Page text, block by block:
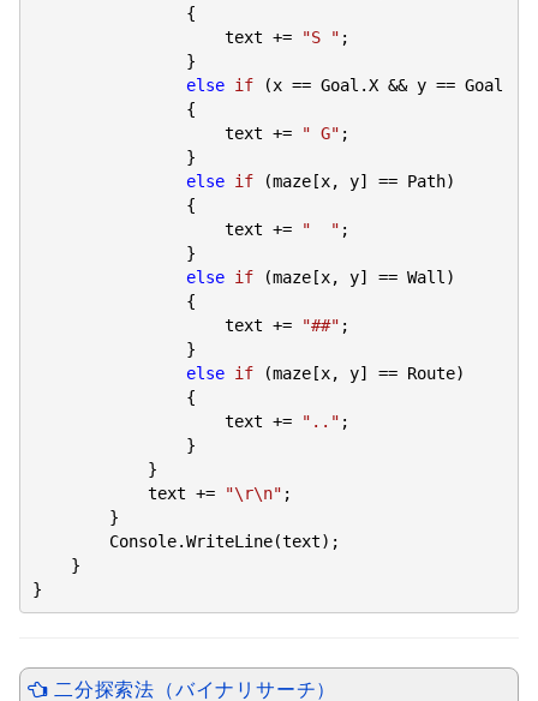
                {
                    text +=
"S " ;
                }
else if (x == Goal.X && y == Goal.Y
{
                    text +=
" G" ;
                }
else if (maze[x, y] == Path)
{
                    text +=
"  " ;
                }
else if (maze[x, y] == Wall )
{
                    text +=
"##" ;
                }
else if (maze[x, y] == Route)
{
                    text +=
".." ;
                }
            }
            text +=
"\r\n" ;
        }
        Console.WriteLine(text);
    }
}
二分探索法（バイナリサーチ）